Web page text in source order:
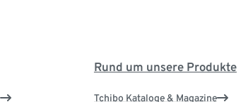
Rund um unsere Produkte
Tchibo Kataloge & Magazine